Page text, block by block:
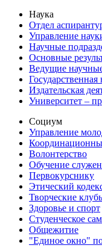
Наука
Отдел
Управление
Научные
Основные
Ведущие
Издательская
Университет –
Социум
Управление
Волонтерство
Обучение
Первокурснику
Этический
Творческие
Здоровье и спорт
Студенческое
Общежитие
"Единое окно"